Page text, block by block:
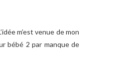
m’est venue de mon
bébé 2 par manque de